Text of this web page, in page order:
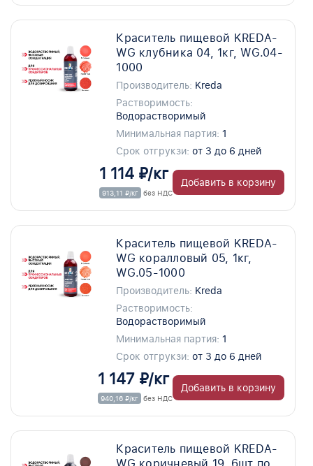
Краситель пищевой KREDA-
WG клубника 04, 1кг, WG.04-
1000
Производитель: Kreda
Растворимость:
Водорастворимый
Минимальная партия: 1
Срок отгрукзи: от 3 до 6 дней
1 114 ₽/кг
913,11 ₽/кг без НДС
Добавить в корзину
Краситель пищевой KREDA-
WG коралловый 05, 1кг,
WG.05-1000
Производитель: Kreda
Растворимость:
Водорастворимый
Минимальная партия: 1
Срок отгрукзи: от 3 до 6 дней
1 147 ₽/кг
940,16 ₽/кг без НДС
Добавить в корзину
Краситель пищевой KREDA-